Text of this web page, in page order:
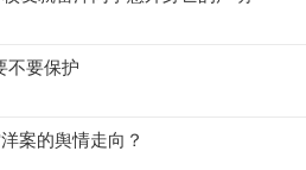
不要保护
案的舆情走向？